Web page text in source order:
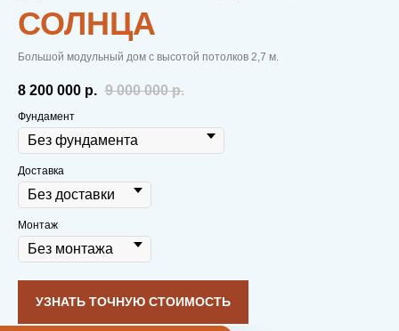
СОЛНЦА
Большой модульный дом с высотой потолков 2,7 м.
8 200 000 р. 9 000 000 р.
Фундамент
Доставка
Монтаж
УЗНАТЬ ТОЧНУЮ СТОИМОСТЬ
Вы экономите на отоплении
и кондиционерах
Для утепления используем
минеральную ватутолщиной 150 мм.
других систем отопления.